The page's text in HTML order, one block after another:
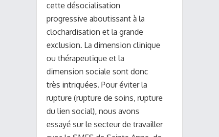
cette désocialisation
progressive aboutissant à la
clochardisation et la grande
exclusion. La dimension clinique
ou thérapeutique et la
dimension sociale sont donc
très intriquées. Pour éviter la
rupture (rupture de soins, rupture
du lien social), nous avons
essayé sur le secteur de travailler